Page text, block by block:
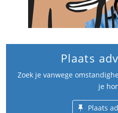
Plaats
Zoek je vanwege
je
Plaats